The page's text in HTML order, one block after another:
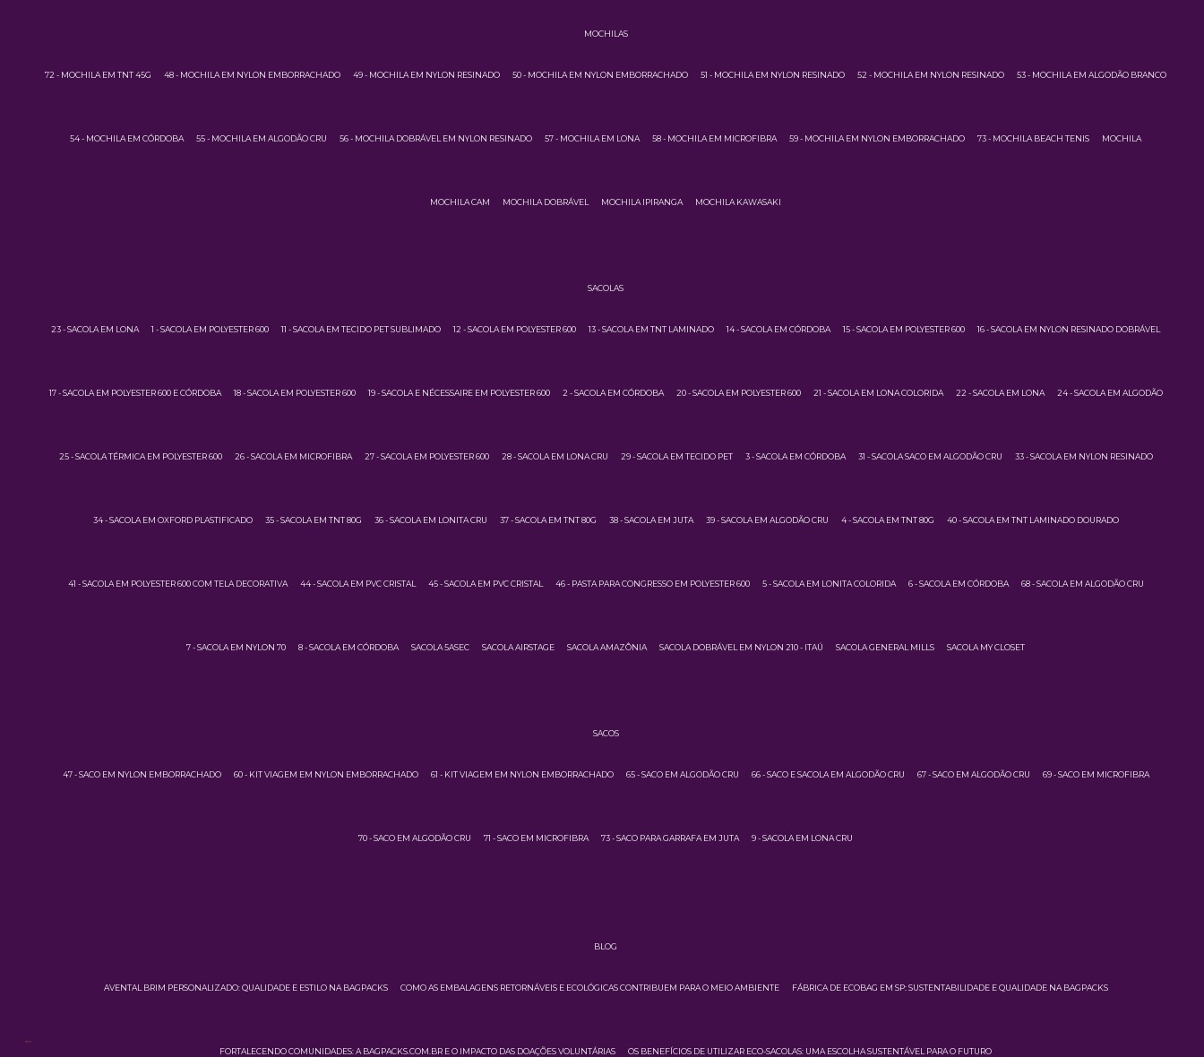
MOCHILAS
72 - MOCHILA EM TNT 45G 48 - MOCHILA EM NYLON EMBORRACHADO 49 - MOCHILA EM NYLON RESINADO 50 - MOCHILA EM NYLON EMBORRACHADO 51 - MOCHILA EM NYLON RESINADO 52 - MOCHILA EM NYLON RESINADO 53 - MOCHILA EM ALGODÃO BRANCO
54 - MOCHILA EM CÓRDOBA 55 - MOCHILA EM ALGODÃO CRU 56 - MOCHILA DOBRÁVEL EM NYLON RESINADO 57 - MOCHILA EM LONA 58 - MOCHILA EM MICROFIBRA 59 - MOCHILA EM NYLON EMBORRACHADO 73 - MOCHILA BEACH TENIS MOCHILA
MOCHILA CAM MOCHILA DOBRÁVEL MOCHILA IPIRANGA MOCHILA KAWASAKI
SACOLAS
23 - SACOLA EM LONA 1 - SACOLA EM POLYESTER 600 11 - SACOLA EM TECIDO PET SUBLIMADO 12 - SACOLA EM POLYESTER 600 13 - SACOLA EM TNT LAMINADO 14 - SACOLA EM CÓRDOBA 15 - SACOLA EM POLYESTER 600 16 - SACOLA EM NYLON RESINADO DOBRÁVEL
17 - SACOLA EM POLYESTER 600 E CÓRDOBA 18 - SACOLA EM POLYESTER 600 19 - SACOLA E NÉCESSAIRE EM POLYESTER 600 2 - SACOLA EM CÓRDOBA 20 - SACOLA EM POLYESTER 600 21 - SACOLA EM LONA COLORIDA 22 - SACOLA EM LONA 24 - SACOLA EM ALGODÃO
25 - SACOLA TÉRMICA EM POLYESTER 600 26 - SACOLA EM MICROFIBRA 27 - SACOLA EM POLYESTER 600 28 - SACOLA EM LONA CRU 29 - SACOLA EM TECIDO PET 3 - SACOLA EM CÓRDOBA 31 - SACOLA SACO EM ALGODÃO CRU 33 - SACOLA EM NYLON RESINADO
34 - SACOLA EM OXFORD PLASTIFICADO 35 - SACOLA EM TNT 80G 36 - SACOLA EM LONITA CRU 37 - SACOLA EM TNT 80G 38 - SACOLA EM JUTA 39 - SACOLA EM ALGODÃO CRU 4 - SACOLA EM TNT 80G 40 - SACOLA EM TNT LAMINADO DOURADO
41 - SACOLA EM POLYESTER 600 COM TELA DECORATIVA 44 - SACOLA EM PVC CRISTAL 45 - SACOLA EM PVC CRISTAL 46 - PASTA PARA CONGRESSO EM POLYESTER 600 5 - SACOLA EM LONITA COLORIDA 6 - SACOLA EM CÓRDOBA 68 - SACOLA EM ALGODÃO CRU
7 - SACOLA EM NYLON 70 8 - SACOLA EM CÓRDOBA SACOLA 5ASEC SACOLA AIRSTAGE SACOLA AMAZÔNIA SACOLA DOBRÁVEL EM NYLON 210 - ITAÚ SACOLA GENERAL MILLS SACOLA MY CLOSET
SACOS
47 - SACO EM NYLON EMBORRACHADO 60 - KIT VIAGEM EM NYLON EMBORRACHADO 61 - KIT VIAGEM EM NYLON EMBORRACHADO 65 - SACO EM ALGODÃO CRU 66 - SACO E SACOLA EM ALGODÃO CRU 67 - SACO EM ALGODÃO CRU 69 - SACO EM MICROFIBRA
70 - SACO EM ALGODÃO CRU 71 - SACO EM MICROFIBRA 73 - SACO PARA GARRAFA EM JUTA 9 - SACOLA EM LONA CRU
BLOG
AVENTAL BRIM PERSONALIZADO: QUALIDADE E ESTILO NA BAGPACKS COMO AS EMBALAGENS RETORNÁVEIS E ECOLÓGICAS CONTRIBUEM PARA O MEIO AMBIENTE FÁBRICA DE ECOBAG EM SP: SUSTENTABILIDADE E QUALIDADE NA BAGPACKS
FORTALECENDO COMUNIDADES: A BAGPACKS.COM.BR E O IMPACTO DAS DOAÇÕES VOLUNTÁRIAS OS BENEFÍCIOS DE UTILIZAR ECO-SACOLAS: UMA ESCOLHA SUSTENTÁVEL PARA O FUTURO